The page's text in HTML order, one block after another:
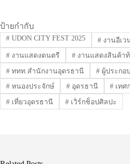
ป้ายกำกับ
#UDON CITY FEST 2025 #งานอีเว
#งานแสดงดนตรี #งานแสดงสินค้าท้
#ททท.สำนักงานอุดรธานี #ผู้ประกอ
#หนองประจักษ์ #อุดรธานี # เทศ
#เที่ยวอุดรธานี #เวิร์กช็อปศิลปะ